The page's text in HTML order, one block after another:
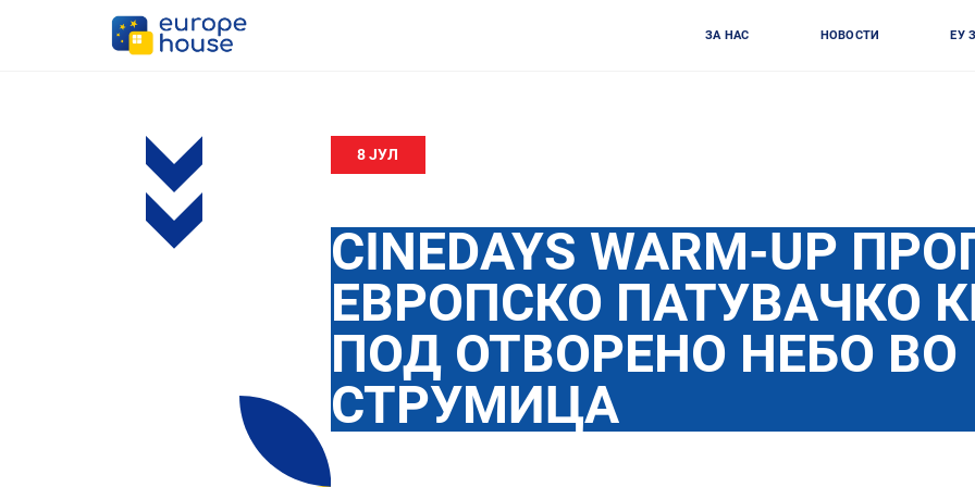
ЗА НАС НОВОСТИ ЕУ
8 ЈУЛ
CINEDAYS WARM-UP
ЕВРОПСКО ПАТУВАЧКО
ПОД ОТВОРЕНО НЕБО ВО
СТРУМИЦА